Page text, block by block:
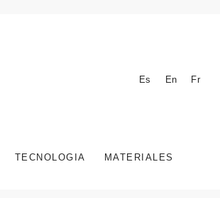
Es En Fr
TECNOLOGIA MATERIALES